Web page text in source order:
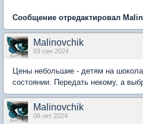
Сообщение отредактировал
Malinovchik
03 сен 2024
Цены небольшие - детям на
состоянии. Передать некому, а
Malinovchik
08 окт 2024